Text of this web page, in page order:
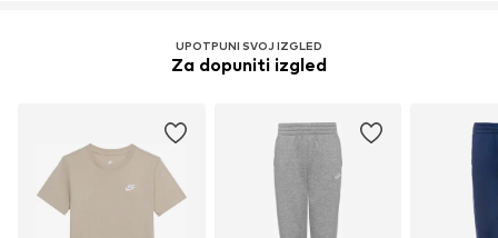
UPOTPUNI SVOJ IZGLED
Za dopuniti izgled